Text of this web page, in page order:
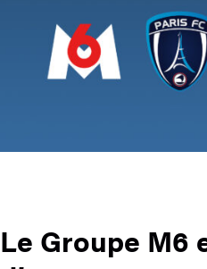
Le Groupe M6